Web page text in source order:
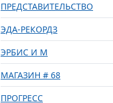
ПРЕДСТАВИТЕЛЬСТВО
ЭДА-РЕКОРДЗ
ЭРБИС И М
МАГАЗИН # 68
ПРОГРЕСС